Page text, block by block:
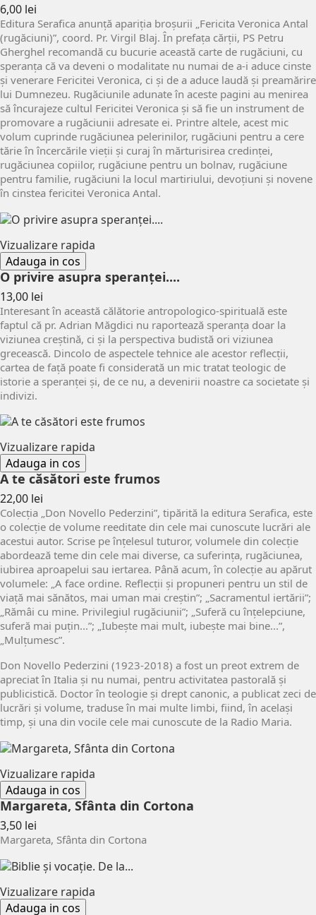
6,00 lei
Editura Serafica anunță apariția broșurii „Fericita Veronica Antal
(rugăciuni)”, coord. Pr. Virgil Blaj. În prefața cărții, PS Petru
Gherghel recomandă cu bucurie această carte de rugăciuni, cu
speranța că va deveni o modalitate nu numai de a-i aduce cinste
și venerare Fericitei Veronica, ci și de a aduce laudă și preamărire
lui Dumnezeu. Rugăciunile adunate în aceste pagini au menirea
să încurajeze cultul Fericitei Veronica și să fie un instrument de
promovare a rugăciunii adresate ei. Printre altele, acest mic
volum cuprinde rugăciunea pelerinilor, rugăciuni pentru a cere
tărie în încercările vieții și curaj în mărturisirea credinței,
rugăciunea copiilor, rugăciune pentru un bolnav, rugăciune
pentru familie, rugăciuni la locul martiriului, devoțiuni și novene
în cinstea fericitei Veronica Antal.
Vizualizare rapida
Adauga in cos
O privire asupra speranței....
13,00 lei
Interesant în această călătorie antropologico-spirituală este
faptul că pr. Adrian Măgdici nu raportează speranța doar la
viziunea creștină, ci și la perspectiva budistă ori viziunea
grecească. Dincolo de aspectele tehnice ale acestor reflecții,
cartea de față poate fi considerată un mic tratat teologic de
istorie a speranței și, de ce nu, a devenirii noastre ca societate și
indivizi.
Vizualizare rapida
Adauga in cos
A te căsători este frumos
22,00 lei
Colecţia „Don Novello Pederzini”, tipărită la editura Serafica, este
o colecţie de volume reeditate din cele mai cunoscute lucrări ale
acestui autor. Scrise pe înțelesul tuturor, volumele din colecţie
abordează teme din cele mai diverse, ca suferința, rugăciunea,
iubirea aproapelui sau iertarea. Până acum, în colecție au apărut
volumele: „A face ordine. Reflecții și propuneri pentru un stil de
viață mai sănătos, mai uman mai creștin”; „Sacramentul iertării”;
„Rămâi cu mine. Privilegiul rugăciunii”; „Suferă cu înțelepciune,
suferă mai puțin...”; „Iubește mai mult, iubește mai bine...”,
„Mulțumesc”.
Don Novello Pederzini (1923-2018) a fost un preot extrem de
apreciat în Italia și nu numai, pentru activitatea pastorală și
publicistică. Doctor în teologie și drept canonic, a publicat zeci de
lucrări și volume, traduse în mai multe limbi, fiind, în același
timp, și una din vocile cele mai cunoscute de la Radio Maria.
Vizualizare rapida
Adauga in cos
Margareta, Sfânta din Cortona
3,50 lei
Margareta, Sfânta din Cortona
Vizualizare rapida
Adauga in cos